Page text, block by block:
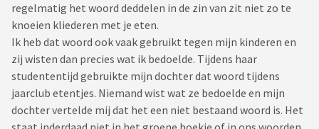
regelmatig het woord deddelen in de zin van zit niet zo te
knoeien kliederen met je eten.
Ik heb dat woord ook vaak gebruikt tegen mijn kinderen en
zij wisten dan precies wat ik bedoelde. Tijdens haar
studententijd gebruikte mijn dochter dat woord tijdens
jaarclub etentjes. Niemand wist wat ze bedoelde en mijn
dochter vertelde mij dat het een niet bestaand woord is. Het